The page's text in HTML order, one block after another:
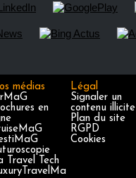
médias
en
Travel Tech
Légal
Signaler un
contenu illicite
Plan du site
RGPD
Cookies